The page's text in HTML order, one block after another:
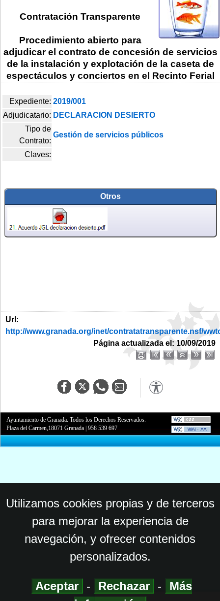
Contratación Transparente
Procedimiento abierto para
adjudicar el contrato de concesión de servicios
de la instalación y explotación de la caseta de
espectáculos y conciertos en el Recinto Ferial
Expediente: 2019/001
Adjudicatario: DECLARACION DESIERTO
Tipo de
Contrato:
Gestión de servicios públicos
Claves:
Otros
Url:
http://www.granada.org/inet/contratatransparente.nsf/
Página actualizada el: 10/09/2019
Ayuntamiento de Granada. Todos los Derechos Reservados.
Plaza del Carmen,18071 Granada |958 539 697
Utilizamos cookies propias y de terceros
para mejorar la experiencia de
navegación, y ofrecer contenidos
personalizados.
Aceptar - Rechazar -
Más